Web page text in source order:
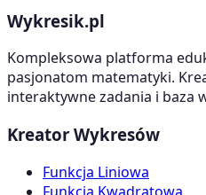
Wykresik.pl
Kompleksowa platforma
pasjonatom matematyki.
interaktywne zadania i baza
Kreator Wykresów
Funkcja Liniowa